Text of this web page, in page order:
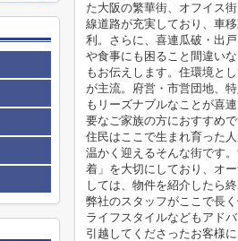
た大阪の繁華街、オフイス
線道路が充実しており、車
利。さらに、喜連瓜破・出
や食事にも困ること間違い
もお伝えします。住環境と
が主流。府営・市営団地、
もリーズナブルなことが喜
要なご家族の方におすすめ
住民はここで生まれ育った
温かく迎えるそんな街です
着」を大切にしており、オ
しては、物件を紹介したら
弊社のスタッフがここで長
ライフスタイルなどもアド
引越してくださったお客様